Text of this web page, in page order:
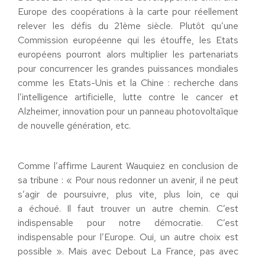
Europe des coopérations à la carte pour réellement
relever les défis du 21ème siècle. Plutôt qu’une
Commission européenne qui les étouffe, les Etats
européens pourront alors multiplier les partenariats
pour concurrencer les grandes puissances mondiales
comme les Etats-Unis et la Chine : recherche dans
l’intelligence artificielle, lutte contre le cancer et
Alzheimer, innovation pour un panneau photovoltaïque
de nouvelle génération, etc.
Comme l’affirme Laurent Wauquiez en conclusion de
sa tribune : « Pour nous redonner un avenir, il ne peut
s’agir de poursuivre, plus vite, plus loin, ce qui
a échoué. Il faut trouver un autre chemin. C’est
indispensable pour notre démocratie. C’est
indispensable pour l’Europe. Oui, un autre choix est
possible ». Mais avec Debout La France, pas avec